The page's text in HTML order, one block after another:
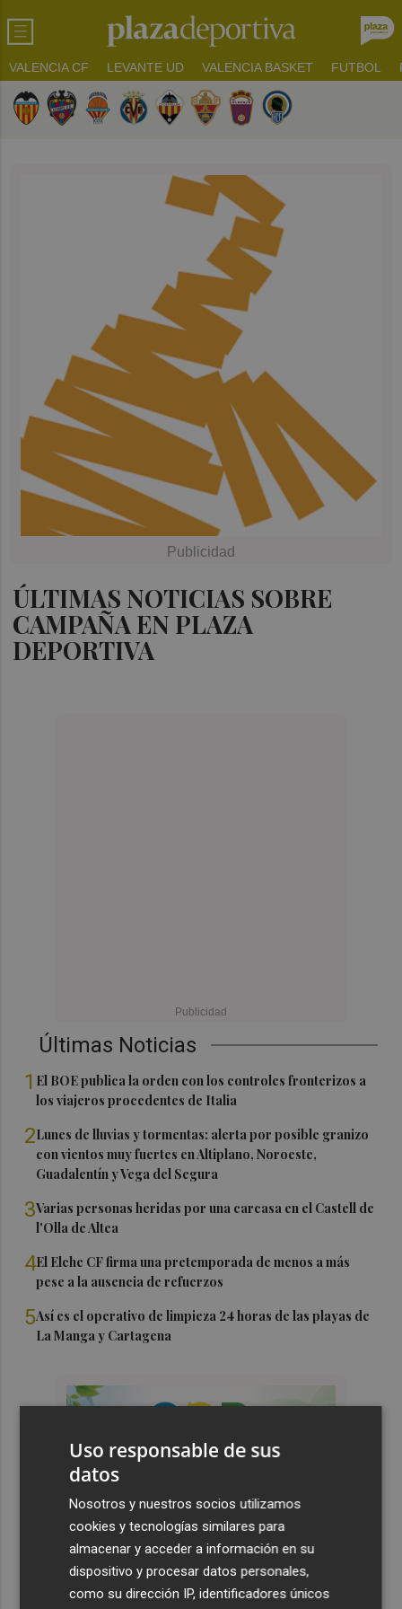
VALENCIA CF LEVANTE UD VALENCIA BASKET FUTBOL
ÚLTIMAS NOTICIAS SOBRE
CAMPAÑA EN PLAZA
DEPORTIVA
Últimas Noticias
1 El BOE publica la orden con los controles fronterizos a
los viajeros procedentes de Italia
2Lunes de lluvias y tormentas: alerta por posible granizo
con vientos muy fuertes en Altiplano, Noroeste,
Guadalentín y Vega del Segura
3Varias personas heridas por una carcasa en el Castell de
l'Olla de Altea
4El Elche CF firma una pretemporada de menos a más
pese a la ausencia de refuerzos
5Así es el operativo de limpieza 24 horas de las playas de
La Manga y Cartagena
Uso responsable de sus
datos
Nosotros y nuestros socios utilizamos
cookies y tecnologías similares para
almacenar y acceder a información en su
dispositivo y procesar datos personales,
como su dirección IP, identificadores únicos